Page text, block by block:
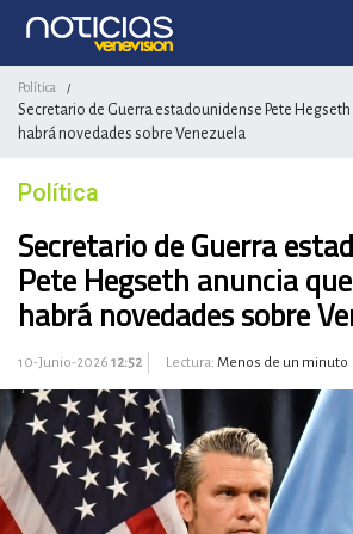
Política /
Secretario de Guerra estadounidense Pete
habrá novedades sobre Venezuela
Política
Secretario de Guerra
Pete Hegseth anuncia
habrá novedades sobre
10-Junio-2026 12:52 Lectura: Menos de un minuto